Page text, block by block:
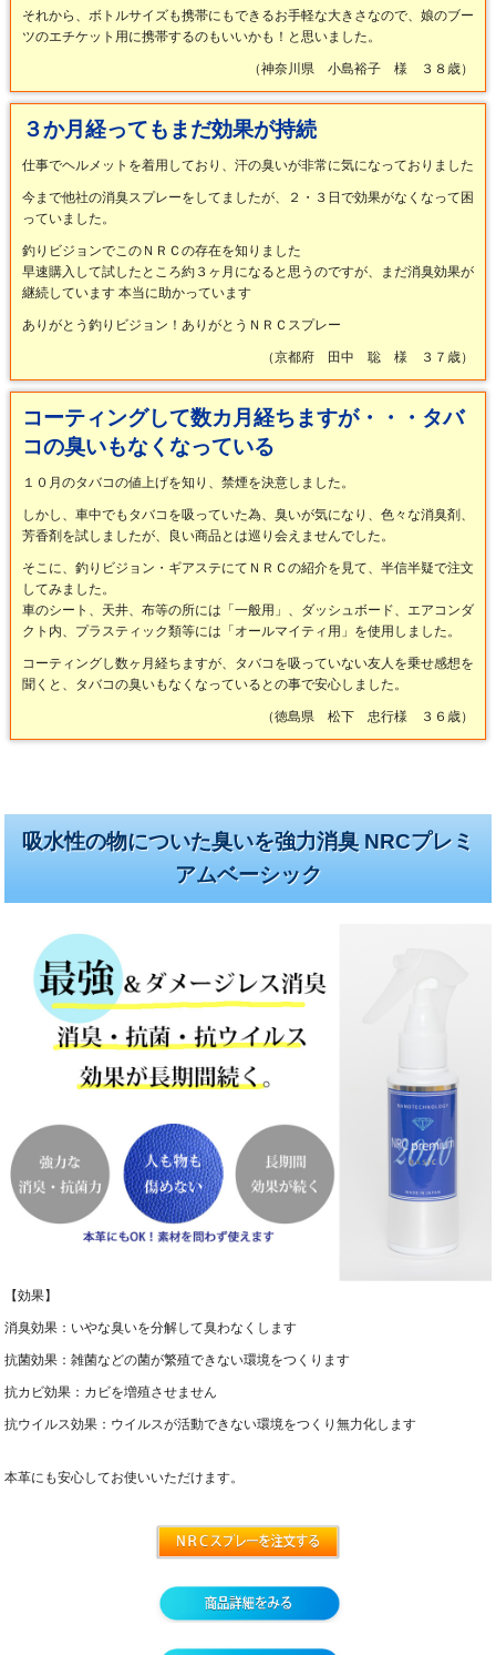
それから、ボトルサイズも携帯にもできるお手軽な大きさなので、娘のブー
ツのエチケット用に携帯するのもいいかも！と思いました。
（神奈川県 小島裕子 様 ３８歳）
３か月経ってもまだ効果が持続
仕事でヘルメットを着用しており、汗の臭いが非常に気になっておりました
今まで他社の消臭スプレーをしてましたが、２・３日で効果がなくなって困
っていました。
釣りビジョンでこのＮＲＣの存在を知りました
早速購入して試したところ約３ヶ月になると思うのですが、まだ消臭効果が
継続しています本当に助かっています
ありがとう釣りビジョン！ありがとうＮＲＣスプレー
（京都府 田中 聡 様 ３７歳）
コーティングして数カ月経ちますが・・・タバ
コの臭いもなくなっている
１０月のタバコの値上げを知り、禁煙を決意しました。
しかし、車中でもタバコを吸っていた為、臭いが気になり、色々な消臭剤、
芳香剤を試しましたが、良い商品とは巡り会えませんでした。
そこに、釣りビジョン・ギアステにてＮＲＣの紹介を見て、半信半疑で注文
してみました。
車のシート、天井、布等の所には「一般用」、ダッシュボード、エアコンダ
クト内、プラスティック類等には「オールマイティ用」を使用しました。
コーティングし数ヶ月経ちますが、タバコを吸っていない友人を乗せ感想を
聞くと、タバコの臭いもなくなっているとの事で安心しました。
（徳島県 松下 忠行様 ３６歳）
吸水性の物についた臭いを強力消臭 NRCプレミ
アムベーシック
【効果】
消臭効果：いやな臭いを分解して臭わなくします
抗菌効果：雑菌などの菌が繁殖できない環境をつくります
抗カビ効果：カビを増殖させません
抗ウイルス効果：ウイルスが活動できない環境をつくり無力化します
本革にも安心してお使いいただけます。